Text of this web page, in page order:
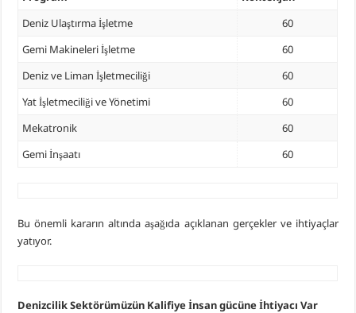
Deniz Ulaştırma İşletme
60
Gemi Makineleri İşletme
60
Deniz ve Liman İşletmeciliği
60
Yat İşletmeciliği ve Yönetimi
60
Mekatronik
60
Gemi İnşaatı
60
Bu önemli kararın altında aşağıda açıklanan gerçekler ve ihtiyaçlar
yatıyor.
Denizcilik Sektörümüzün Kalifiye İnsan gücüne İhtiyacı Var